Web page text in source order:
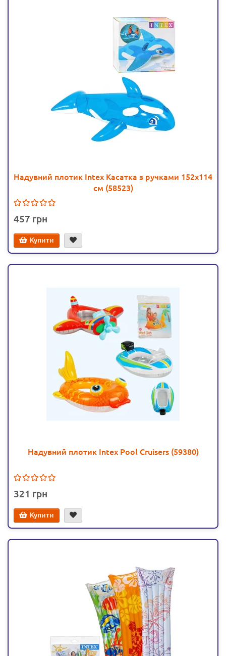
Надувний плотик Intex Касатка з ручками 152х114
см (58523)
457
Купити
Надувний плотик Intex Pool Cruisers (59380)
321
Купити